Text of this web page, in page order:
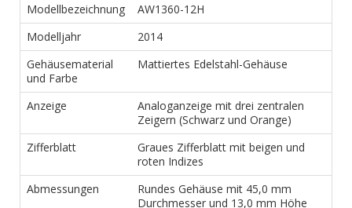
Modellbezeichnung
AW1360-12H
Modelljahr
2014
Gehäusematerial
und Farbe
Mattiertes Edelstahl-Gehäuse
Anzeige
Analoganzeige mit drei zentralen
Zeigern (Schwarz und Orange)
Zifferblatt
Graues Zifferblatt mit beigen und
roten Indizes
Abmessungen
Rundes Gehäuse mit 45,0 mm
Durchmesser und 13,0 mm Höhe